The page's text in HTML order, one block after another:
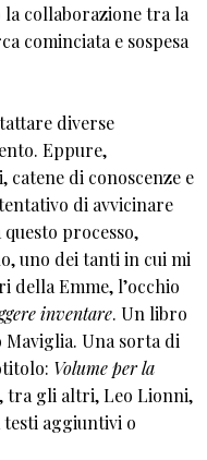
la collaborazione tra la
cominciata e sospesa
diverse
Eppure,
di conoscenze e
di avvicinare
processo,
uno dei tanti in cui mi
della Emme, l’occhio
inventare. Un libro
Una sorta di
Volume per la
tra gli altri, Leo Lionni,
testi aggiuntivi o